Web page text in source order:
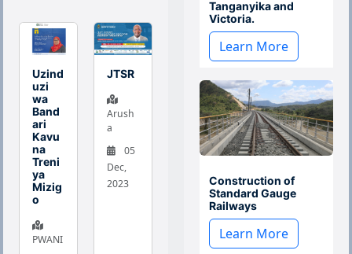
Uzind
uzi
wa
Band
ari
Kavu
na
Treni
ya
Mizig
o
PWANI
JTSR
Arush
a
05
Dec,
2023
Tanganyika and
Victoria.
Learn More
Construction of
Standard Gauge
Railways
Learn More